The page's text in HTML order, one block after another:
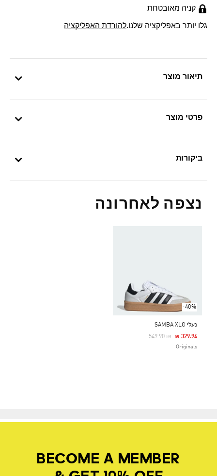
תיאור מוצר
פרטי מוצר
ביקורות
נצפה לאחרונה
-40%
נעלי SAMBA XLG
Price Reduced From
₪ 549.90
To ₪ 329.94
Originals
קניה מאובטחת
גלו יותר באפליקציה שלנו.להורדת האפליקציה
BECOME A MEMBER